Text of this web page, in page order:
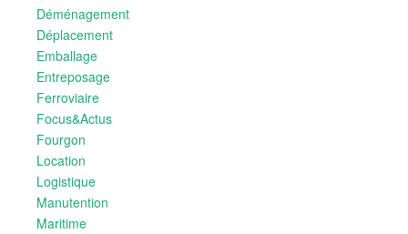
Déménagement
Déplacement
Emballage
Entreposage
Ferroviaire
Focus&Actus
Fourgon
Location
Logistique
Manutention
Maritime